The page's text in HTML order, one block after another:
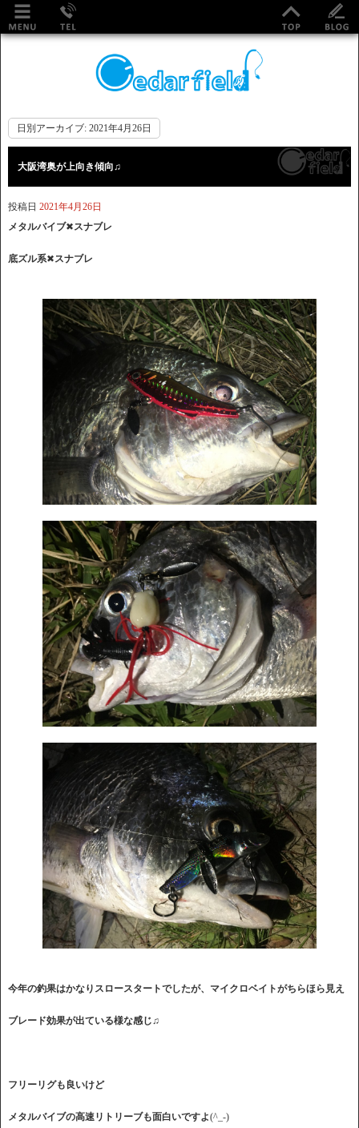
日別アーカイブ: 2021年4月26日
大阪湾奥が上向き傾向♫
投稿日 2021年4月26日
メタルバイブ✖︎スナブレ
底ズル系✖︎スナブレ
今年の釣果はかなりスロースタートでしたが、マイクロベイトがちらほら見え
ブレード効果が出ている様な感じ♫
フリーリグも良いけど
メタルバイブの高速リトリーブも面白いですよ(^_-)